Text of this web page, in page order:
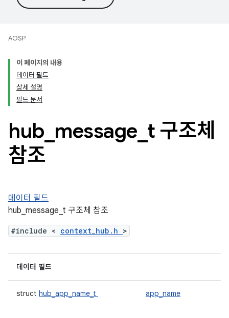
AOSP
이 페이지의 내용
데이터 필드
상세 설명
필드 문서
hub message t 구조체
참조
데이터 필드
hub_message_t 구조체 참조
#include < context_hub.h >
데이터 필드
struct hub_app_name_t app_name